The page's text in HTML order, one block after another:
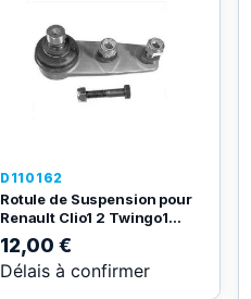
D110162
Rotule de Suspension pour
Renault Clio1 2 Twingo1...
12,00 €
Délais à confirmer